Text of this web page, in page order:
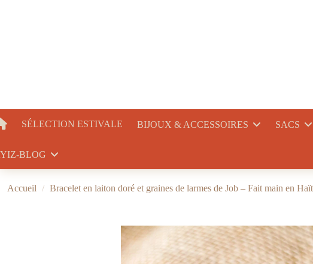
SÉLECTION ESTIVALE BIJOUX & ACCESSOIRES SACS
BLOG
Accueil Bracelet en laiton doré et graines de larmes de Job – Fait main en